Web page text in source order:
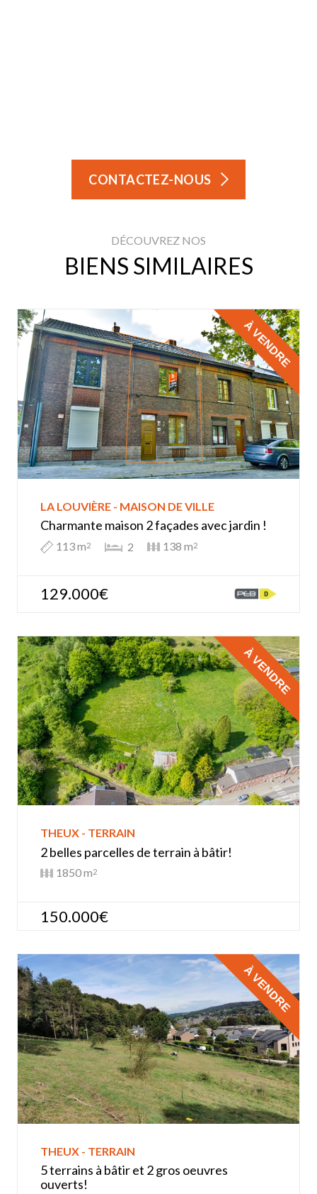
CONTACTEZ-NOUS
DÉCOUVREZ NOS
BIENS SIMILAIRES
LA LOUVIÈRE - MAISON DE VILLE
Charmante maison 2 façades avec jardin !
113 m2 2 138 m2
129.000€
À VENDRE
THEUX - TERRAIN
2 belles parcelles de terrain à bâtir!
1850 m2
150.000€
À VENDRE
THEUX - TERRAIN
5 terrains à bâtir et 2 gros oeuvres
ouverts!
À VENDRE